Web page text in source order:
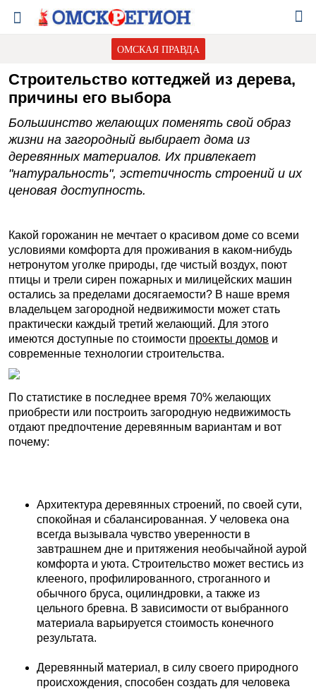
ОМСКАЯ ПРАВДА
Строительство коттеджей из дерева,
причины его выбора
Большинство желающих поменять свой образ
жизни на загородный выбирает дома из
деревянных материалов. Их привлекает
"натуральность", эстетичность строений и их
ценовая доступность.
Какой горожанин не мечтает о красивом доме со всеми
условиями комфорта для проживания в каком-нибудь
нетронутом уголке природы, где чистый воздух, поют
птицы и трели сирен пожарных и милицейских машин
остались за пределами досягаемости? В наше время
владельцем загородной недвижимости может стать
практически каждый третий желающий. Для этого
имеются доступные по стоимости проекты домов и
современные технологии строительства.
По статистике в последнее время 70% желающих
приобрести или построить загородную недвижимость
отдают предпочтение деревянным вариантам и вот
почему:
Архитектура деревянных строений, по своей сути,
спокойная и сбалансированная. У человека она
всегда вызывала чувство уверенности в
завтрашнем дне и притяжения необычайной аурой
комфорта и уюта. Строительство может вестись из
клееного, профилированного, строганного и
обычного бруса, оцилиндровки, а также из
цельного бревна. В зависимости от выбранного
материала варьируется стоимость конечного
результата.
Деревянный материал, в силу своего природного
происхождения, способен создать для человека